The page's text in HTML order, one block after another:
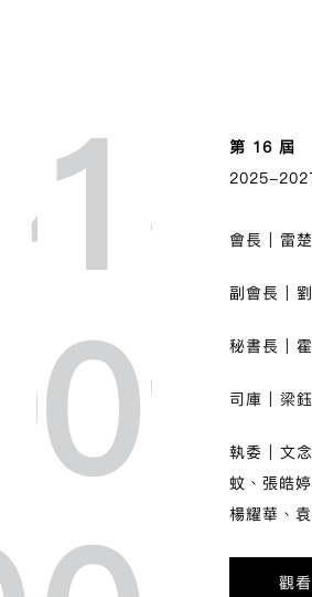
13
09
第 16 屆
2025-
會長 | 雷
副會長 |
秘書長 |
司庫 | 梁
執委 | 文
蚊、張皓
楊耀華、
觀